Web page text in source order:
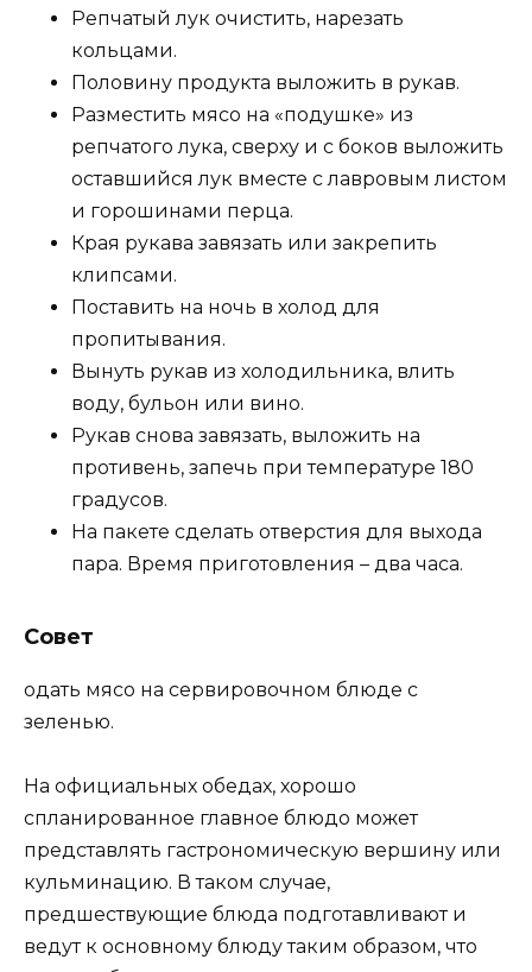
Репчатый лук очистить, нарезать
кольцами.
Половину продукта выложить в рукав.
Разместить мясо на «подушке» из
репчатого лука, сверху и с боков выложить
оставшийся лук вместе с лавровым листом
и горошинами перца.
Края рукава завязать или закрепить
клипсами.
Поставить на ночь в холод для
пропитывания.
Вынуть рукав из холодильника, влить
воду, бульон или вино.
Рукав снова завязать, выложить на
противень, запечь при температуре 180
градусов.
На пакете сделать отверстия для выхода
пара. Время приготовления – два часа.
Совет
одать мясо на сервировочном блюде с
зеленью.
На официальных обедах, хорошо
спланированное главное блюдо может
представлять гастрономическую вершину или
кульминацию. В таком случае,
предшествующие блюда подготавливают и
ведут к основному блюду таким образом, что